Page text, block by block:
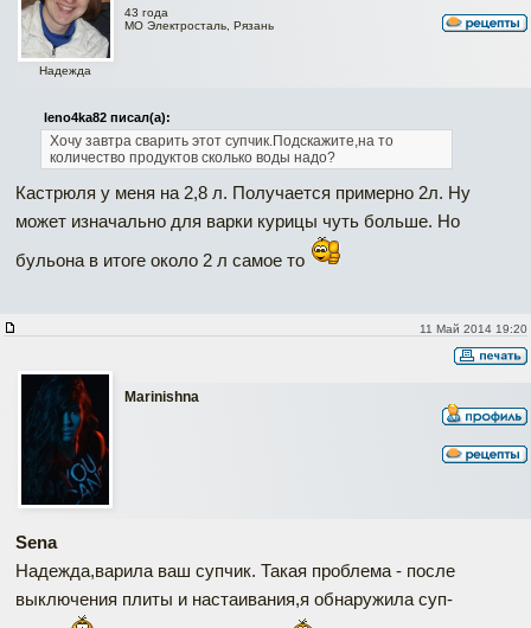
Надежда
43 года
МО Электросталь, Рязань
leno4ka82 писал(а):
Хочу завтра сварить этот супчик.Подскажите,на то
количество продуктов сколько воды надо?
Кастрюля у меня на 2,8 л. Получается примерно 2л. Ну
может изначально для варки курицы чуть больше. Но
бульона в итоге около 2 л самое то
11 Май 2014 19:20
Marinishna
Sena
Надежда,варила ваш супчик. Такая проблема - после
выключения плиты и настаивания,я обнаружила суп-